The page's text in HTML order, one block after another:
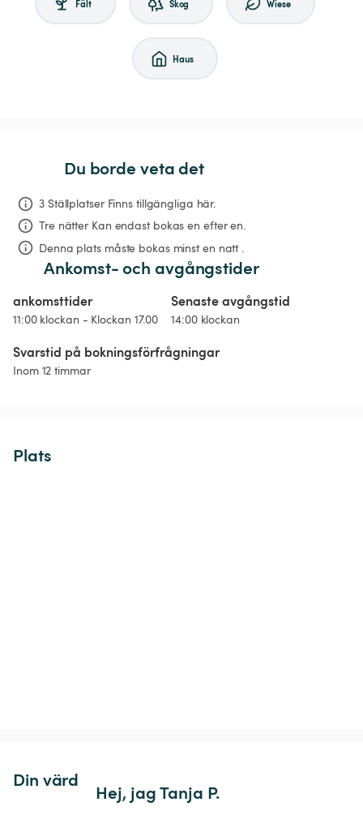
Fält Skog Wiese
Haus
Du borde veta det
3 Ställplatser Finns tillgängliga här.
Tre nätter Kan endast bokas en efter en.
Denna plats måste bokas minst en natt .
Ankomst- och avgångstider
ankomsttider
11:00 klockan - Klockan 17.00
Senaste avgångstid
14:00 klockan
Svarstid på bokningsförfrågningar
Inom 12 timmar
Plats
Din värd
Hej, jag Tanja P.